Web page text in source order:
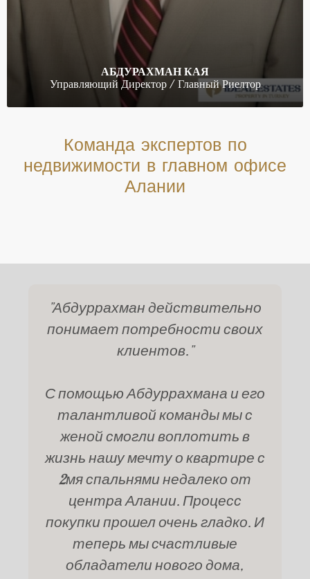
АБДУРАХМАН КАЯ
Управляющий Директор / Главный Риелтор
Команда экспертов по
недвижимости в главном офисе
Алании
"Абдуррахман действительно
понимает потребности своих
клиентов."
С помощью Абдуррахмана и его
талантливой команды мы с
женой смогли воплотить в
жизнь нашу мечту о квартире с
2мя спальнями недалеко от
центра Алании. Процесс
покупки прошел очень гладко. И
теперь мы счастливые
обладатели нового дома,